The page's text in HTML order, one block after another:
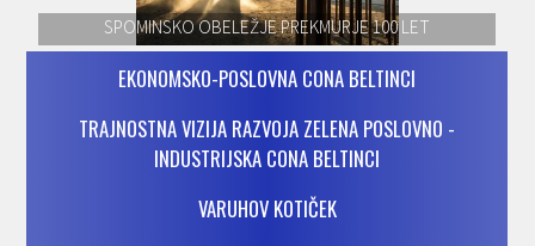
SPOMINSKO OBELEŽJE PREKMURJE 100 LET
EKONOMSKO-POSLOVNA CONA BELTINCI
TRAJNOSTNA VIZIJA RAZVOJA ZELENA POSLOVNO -
INDUSTRIJSKA CONA BELTINCI
VARUHOV KOTIČEK